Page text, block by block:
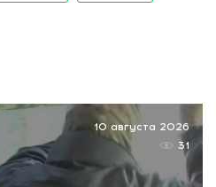
10 августа 2026
31